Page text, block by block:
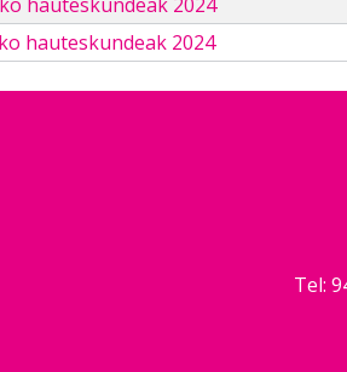
hauteskundeak 2024
Tel: